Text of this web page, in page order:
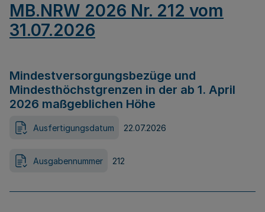
MB.NRW 2026 Nr. 212 vom
31.07.2026
Mindestversorgungsbezüge und
Mindesthöchstgrenzen in der ab 1. April
2026 maßgeblichen Höhe
Ausfertigungsdatum 22.07.2026
Ausgabennummer 212